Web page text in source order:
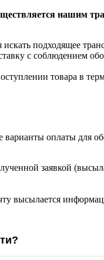
нашим
подходящее
с соблюдением
товара в
оплаты для
заявкой
высылается